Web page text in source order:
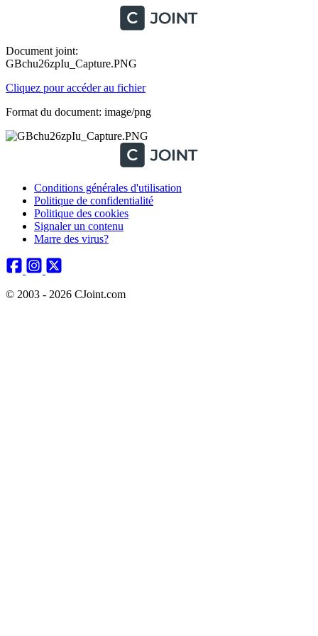
Document joint:
GBchu26zpIu_Capture.PNG
Cliquez pour accéder au fichier
Format du document: image/png
Conditions générales d'utilisation
Politique de confidentialité
Politique des cookies
Signaler un contenu
Marre des virus?
© 2003 - 2026 CJoint.com